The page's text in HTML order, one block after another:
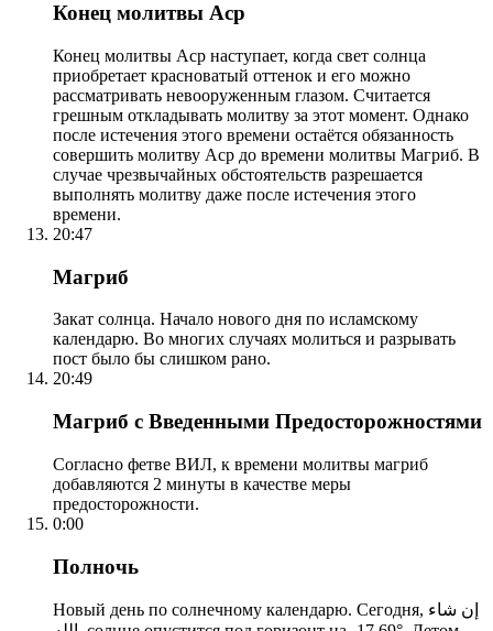
Конец молитвы Аср
Конец молитвы Аср наступает, когда свет солнца
приобретает красноватый оттенок и его можно
рассматривать невооруженным глазом. Считается
грешным откладывать молитву за этот момент. Однако
после истечения этого времени остаётся обязанность
совершить молитву Аср до времени молитвы Магриб. В
случае чрезвычайных обстоятельств разрешается
выполнять молитву даже после истечения этого
времени.
20:47
Магриб
Закат солнца. Начало нового дня по исламскому
календарю. Во многих случаях молиться и разрывать
пост было бы слишком рано.
20:49
Магриб с Введенными Предосторожностями
Согласно фетве ВИЛ, к времени молитвы магриб
добавляются 2 минуты в качестве меры
предосторожности.
0:00
Полночь
Новый день по солнечному календарю. Сегодня, إن شاء